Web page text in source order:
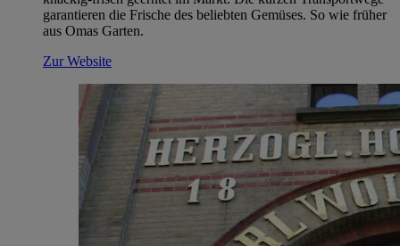
garantieren die Frische des beliebten Gemüses. So wie früher
aus Omas Garten.
Zur Website